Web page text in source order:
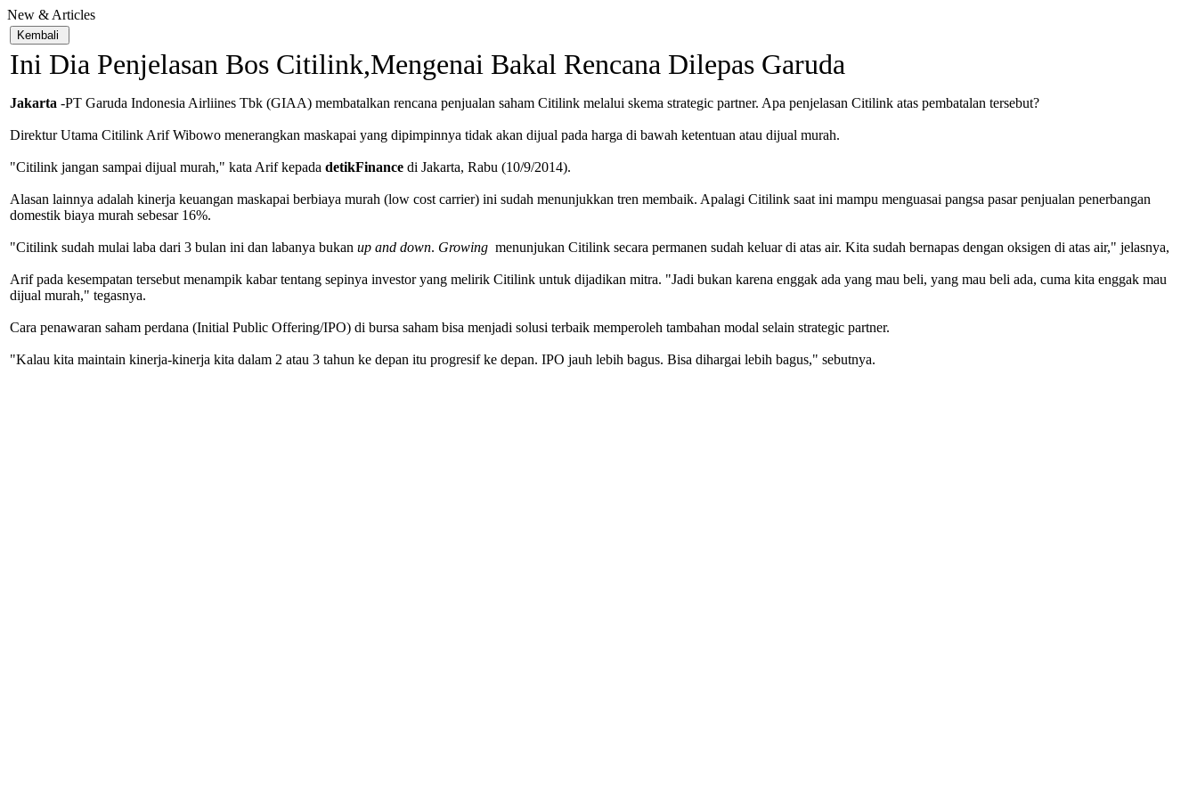
New & Articles
Ini Dia Penjelasan Bos Citilink,Mengenai Bakal Rencana Dilepas Garuda
Jakarta -PT Garuda Indonesia Airliines Tbk (GIAA) membatalkan rencana penjualan saham Citilink melalui skema strategic partner. Apa penjelasan Citilink atas pembatalan tersebut?
Direktur Utama Citilink Arif Wibowo menerangkan maskapai yang dipimpinnya tidak akan dijual pada harga di bawah ketentuan atau dijual murah.
"Citilink jangan sampai dijual murah," kata Arif kepada detikFinance di Jakarta, Rabu (10/9/2014).
Alasan lainnya adalah kinerja keuangan maskapai berbiaya murah (low cost carrier) ini sudah menunjukkan tren membaik. Apalagi Citilink saat ini mampu menguasai pangsa pasar penjualan penerbangan
domestik biaya murah sebesar 16%.
"Citilink sudah mulai laba dari 3 bulan ini dan labanya bukan up and down. Growing menunjukan Citilink secara permanen sudah keluar di atas air. Kita sudah bernapas dengan oksigen di atas air," jelasnya,
Arif pada kesempatan tersebut menampik kabar tentang sepinya investor yang melirik Citilink untuk dijadikan mitra. "Jadi bukan karena enggak ada yang mau beli, yang mau beli ada, cuma kita enggak mau
dijual murah," tegasnya.
Cara penawaran saham perdana (Initial Public Offering/IPO) di bursa saham bisa menjadi solusi terbaik memperoleh tambahan modal selain strategic partner.
"Kalau kita maintain kinerja-kinerja kita dalam 2 atau 3 tahun ke depan itu progresif ke depan. IPO jauh lebih bagus. Bisa dihargai lebih bagus," sebutnya.